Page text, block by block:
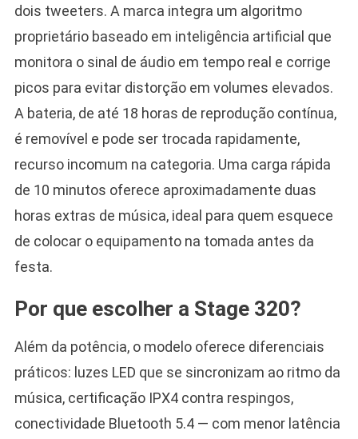
dois tweeters. A marca integra um algoritmo
proprietário baseado em inteligência artificial que
monitora o sinal de áudio em tempo real e corrige
picos para evitar distorção em volumes elevados.
A bateria, de até 18 horas de reprodução contínua,
é removível e pode ser trocada rapidamente,
recurso incomum na categoria. Uma carga rápida
de 10 minutos oferece aproximadamente duas
horas extras de música, ideal para quem esquece
de colocar o equipamento na tomada antes da
festa.
Por que escolher a Stage 320?
Além da potência, o modelo oferece diferenciais
práticos: luzes LED que se sincronizam ao ritmo da
música, certificação IPX4 contra respingos,
conectividade Bluetooth 5.4 — com menor latência